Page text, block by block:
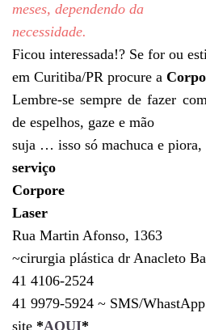
meses, dependendo da
necessidade.
Ficou interessada!? Se for ou
em Curitiba/PR procure a
Lembre-se sempre de fazer
de espelhos, gaze e mão
suja … isso só machuca e
serviço
Corpore
Laser
Rua Martin Afonso, 1363
~cirurgia plástica dr Anacleto
41 4106-2524
41 9979-5924 ~ SMS/WhastApp
site *AQUI*